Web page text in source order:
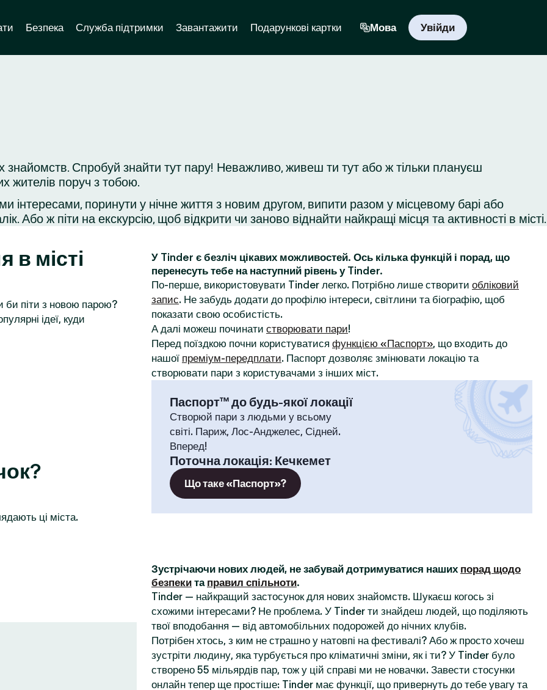
Безпека Служба підтримки Завантажити Подарункові картки Мова Увійди
Спробуй знайти тут пару! Неважливо, живеш ти тут або ж тільки плануєш
жителів поруч з тобою.
інтересами, поринути у нічне життя з новим другом, випити разом у місцевому барі або
Або ж піти на екскурсію, щоб відкрити чи заново віднайти найкращі місця та активності в місті.
в місті
би піти з новою парою?
ідеї, куди
ці міста.
У Tinder є безліч цікавих можливостей. Ось кілька функцій і порад, що
перенесуть тебе на наступний рівень у Tinder.
По-перше, використовувати Tinder легко. Потрібно лише створити обліковий
запис. Не забудь додати до профілю інтереси, світлини та біографію, щоб
показати свою особистість.
А далі можеш починати створювати пари!
Перед поїздкою почни користуватися функцією «Паспорт», що входить до
нашої преміум-передплати. Паспорт дозволяє змінювати локацію та
створювати пари з користувачами з інших міст.
Паспорт™ до будь-якої локації
Створюй пари з людьми у всьому
світі. Париж, Лос-Анджелес, Сідней.
Вперед!
Поточна локація: Кечкемет
Що таке «Паспорт»?
Зустрічаючи нових людей, не забувай дотримуватися наших порад щодо
безпеки та правил спільноти.
Tinder — найкращий застосунок для нових знайомств. Шукаєш когось зі
схожими інтересами? Не проблема. У Tinder ти знайдеш людей, що поділяють
твої вподобання — від автомобільних подорожей до нічних клубів.
Потрібен хтось, з ким не страшно у натовпі на фестивалі? Або ж просто хочеш
зустріти людину, яка турбується про кліматичні зміни, як і ти? У Tinder було
створено 55 мільярдів пар, тож у цій справі ми не новачки. Завести стосунки
онлайн тепер ще простіше: Tinder має функції, що привернуть до тебе увагу та